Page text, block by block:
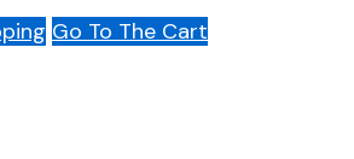
Go To The Cart